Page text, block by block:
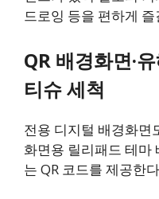
드로잉 등을 편하게 즐
QR 배경화면·
티슈 세척
전용 디지털 배경화면
화면용 릴리패드 테마
는 QR 코드를 제공한